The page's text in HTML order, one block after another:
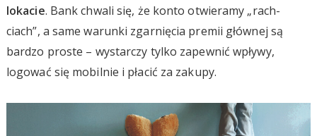
lokacie. Bank chwali się, że konto otwieramy „rach-
ciach”, a same warunki zgarnięcia premii głównej są
bardzo proste – wystarczy tylko zapewnić wpływy,
logować się mobilnie i płacić za zakupy.